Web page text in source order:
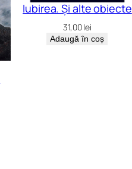
Iubirea. Și alte obiecte
31,00lei
Adaugă în coș